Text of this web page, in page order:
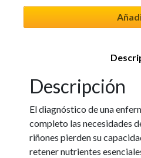
Descripción
El diagnóstico de una
completo las necesidades
riñones pierden su
retener nutrientes